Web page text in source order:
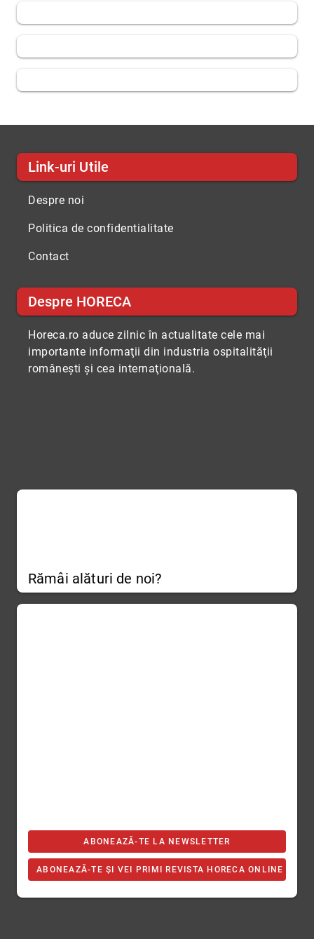
Link-uri Utile
Despre noi
Politica de confidentialitate
Contact
Despre HORECA
Horeca.ro aduce zilnic în actualitate cele mai
importante informaţii din industria ospitalităţii
româneşti şi cea internaţională.
Rămâi alături de noi?
ABONEAZĂ-TE LA NEWSLETTER
ABONEAZĂ-TE ȘI VEI PRIMI REVISTA HORECA ONLINE